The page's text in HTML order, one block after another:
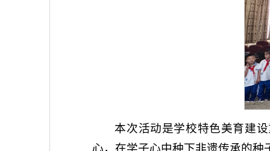
本次活动是学校特色美育建
心，在学子心中种下非遗传承的